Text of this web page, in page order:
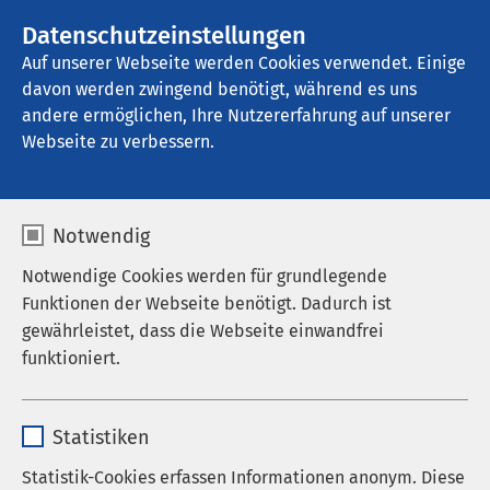
Datenschutzeinstellungen
Auf unserer Webseite werden Cookies verwendet. Einige
davon werden zwingend benötigt, während es uns
andere ermöglichen, Ihre Nutzererfahrung auf unserer
Webseite zu verbessern.
Notwendig
Notwendige Cookies werden für grundlegende
Funktionen der Webseite benötigt. Dadurch ist
gewährleistet, dass die Webseite einwandfrei
funktioniert.
Anbieter sgalinski
Statistiken
Statistik-Cookies erfassen Informationen anonym. Diese
AMEOS Ambulantes Klinikum Bremerhaven